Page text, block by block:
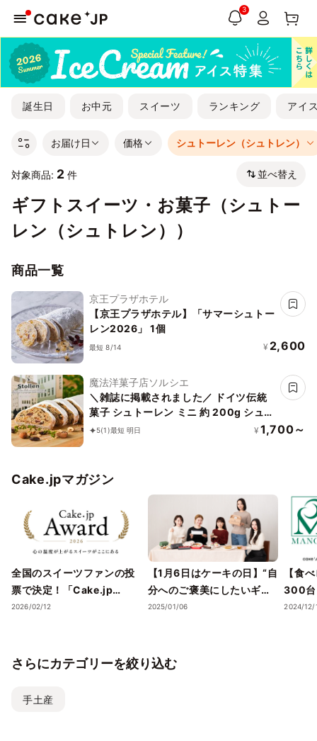
3
誕生日 お中元 スイーツ ランキング アイ
お届け日 価格 シュトーレン（シュトレン）
対象商品: 2 件 並べ替え
ギフトスイーツ・お菓子（シュトー
レン（シュトレン））
商品一覧
京王プラザホテル
【京王プラザホテル】「サマーシュトー
レン2026」 1個
最短 8/14 ¥ 2,600
魔法洋菓子店ソルシエ
＼雑誌に掲載されました／ ドイツ伝統
菓子 シュトーレン ミニ 約 200g シュト
レン 本場 【クリスマス だけじゃない！
5(1)最短 明日 ¥ 1,700～
Cake.jpマガジン
全国のスイーツファンの投
票で決定！「Cake.jp
Award 2026」受賞店舗を
ツの名店が集結 ―
2026/02/12
【1月6日はケーキの日】“自
分へのご褒美にしたいギフ
トスイーツ・ケーキ”5選
2025/01/06
【食
300台
スイ
2024/12/
さらにカテゴリーを絞り込む
手土産